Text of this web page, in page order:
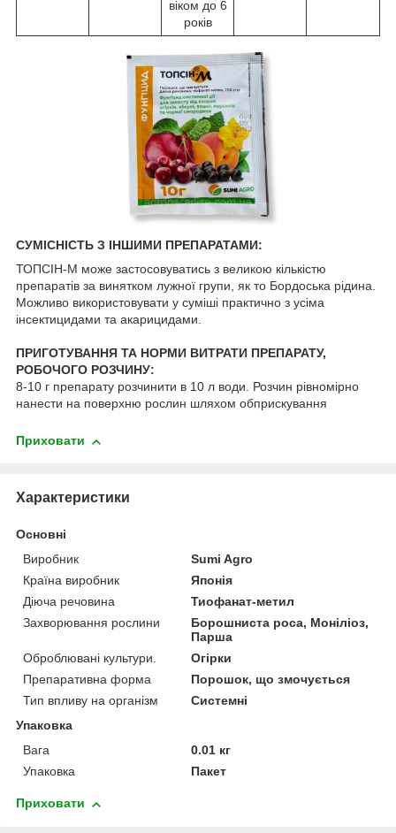
віком до 6
років
СУМІСНІСТЬ З ІНШИМИ ПРЕПАРАТАМИ:
ТОПСІН-М може застосовуватись з великою кількістю
препаратів за винятком лужної групи, як то Бордоська рідина.
Можливо використовувати у суміші практично з усіма
інсектицидами та акарицидами.
ПРИГОТУВАННЯ ТА НОРМИ ВИТРАТИ ПРЕПАРАТУ,
РОБОЧОГО РОЗЧИНУ:
8-10 г препарату розчинити в 10 л води. Розчин рівномірно
нанести на поверхню рослин шляхом обприскування
Приховати
Характеристики
Основні
Виробник
Sumi Agro
Країна виробник
Японія
Діюча речовина
Тиофанат-метил
Захворювання рослини
Борошниста роса, Моніліоз,
Парша
Оброблювані культури.
Огірки
Препаративна форма
Порошок, що змочується
Тип впливу на організм
Системні
Упаковка
Вага
0.01 кг
Упаковка
Пакет
Приховати